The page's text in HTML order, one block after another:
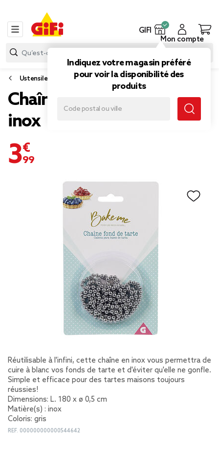
GIFI
Indiquez votre magasin préféré
pour voir la disponibilité des
produits
Mon compte
Ustensile cuisine
Chaîne pour fond de tarte
inox
3,99 €
Réutilisable à l'infini, cette chaîne en inox vous permettra de
cuire à blanc vos fonds de tarte et d'éviter qu'elle ne gonfle.
Simple et efficace pour des tartes maisons toujours
réussies!
Dimensions: L. 180 x ø 0,5 cm
Matière(s) : inox
Coloris: gris
REF. 000000000000544642